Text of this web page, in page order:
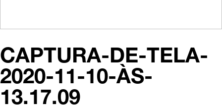
CAPTURA-DE-TELA-
2020-11-10-ÀS-
13.17.09